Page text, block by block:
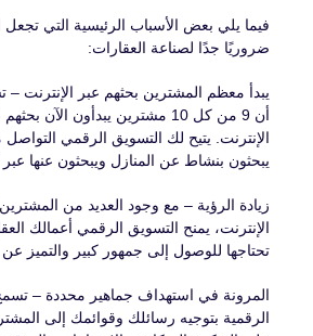
فيما يلي بعض الأسباب الرئيسية التي
ضروريًا جدًا لصناعة العقارات:
يبدأ معظم المشترين بحثهم عبر الإنترنت –
أن 9 من كل 10 مشترين يبدأون الآن
الإنترنت. يتيح لك التسويق الرقمي
يبحثون بنشاط عن المنازل ويبحثون عنها عبر
زيادة الرؤية – مع وجود العديد من
الإنترنت، يمنح التسويق الرقمي أعمالك
تحتاجها للوصول إلى جمهور كبير والتميز عن
المرونة في استهداف جماهير محددة –
الرقمية بتوجيه رسائلك وقوائمك إلى